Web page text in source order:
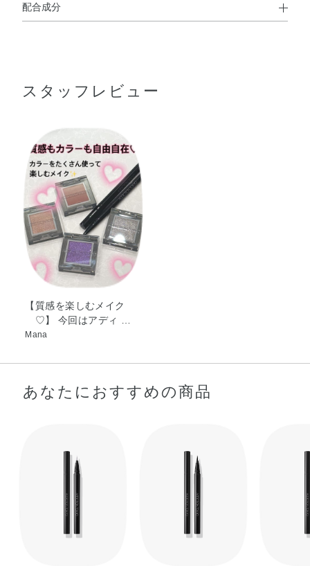
配合成分
モニウム・ペンチレングリコール・トコフェロール・ユチ
結晶セルロース・酸化スズ・水酸化K・フェノキシエタノ
ール・マイカ・銀・酸化チタン
スタッフレビュー
【質感を楽しむメイク
♡】 今回はアディ …
Mana
あなたにおすすめの商品